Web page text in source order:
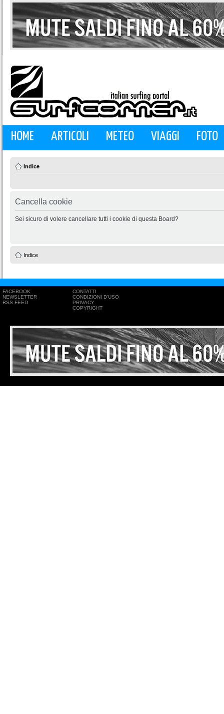
HOME ARTICOLI METEO VIAGGI FOTO
Indice
Cancella cookie
Sei sicuro di volere cancellare tutti i cookie di questa Board?
Indice
FACEBOOK
NEWSLETTER
RSS FEED
CONTATTI
CONDIZIONI D'USO
PRIVACY
COPYRIGHT